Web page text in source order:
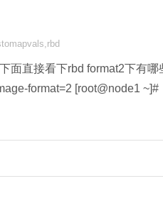
,rbd
面直接看下rbd format2下有哪
format=2 [root@node1 ~]#